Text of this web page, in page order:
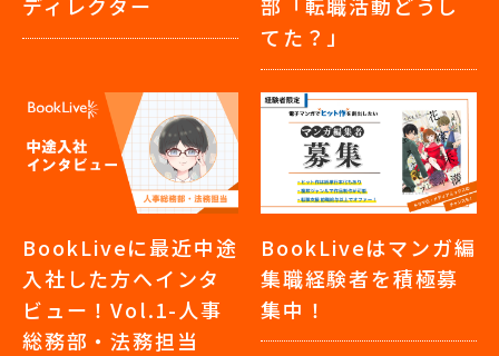
ディレクター
部「転職活動どうし
てた？」
BookLiveに最近中途
入社した方へインタ
ビュー！Vol.1-人事
総務部・法務担当
BookLiveはマンガ編
集職経験者を積極募
集中！